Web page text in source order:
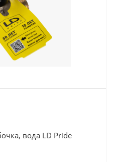
вода LD Pride